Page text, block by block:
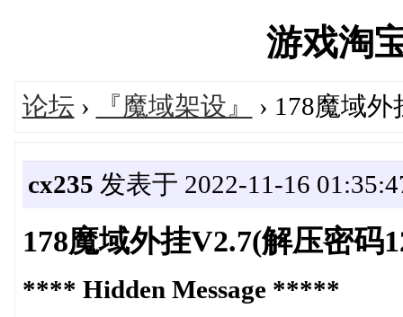
游戏淘
论坛 › 『魔域架设』 › 178魔域
cx235 发表于 2022-11-16
178魔域外挂V2.7(解压密码
**** Hidden Message *****